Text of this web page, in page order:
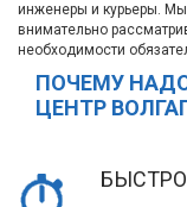
инженеры и курьеры.
внимательно
необходимости
ПОЧЕМУ
ЦЕНТР